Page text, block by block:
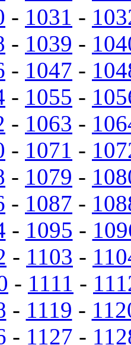
- 1031 -
- 1039 -
- 1047 -
- 1055 -
- 1063 -
- 1071 -
- 1079 -
- 1087 -
- 1095 -
- 1103 -
- 1111 -
- 1119 -
- 1127 -